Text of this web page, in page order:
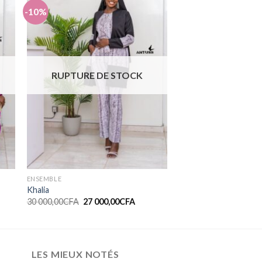
-10%
à la liste
souhaits
RUPTURE DE STOCK
ENSEMBLE
Khalia
30 000,00CFA 27 000,00CFA
LES MIEUX NOTÉS